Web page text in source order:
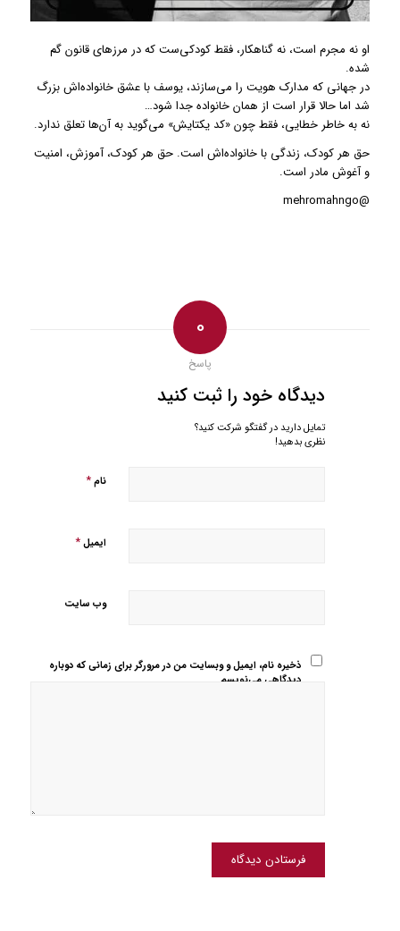
او نه مجرم است، نه گناهکار، فقط کودکی‌ست که در مرزهای قانون گم
شده.
در جهانی که مدارک هویت را می‌سازند، یوسف با عشق خانواده‌اش بزرگ
شد اما حالا قرار است از همان خانواده جدا شود…
نه به خاطر خطایی، فقط چون «کد یکتایش» می‌گوید به آن‌ها تعلق ندارد.
حق هر کودک، زندگی با خانواده‌اش است. حق هر کودک، آموزش، امنیت
و آغوش مادر است.
@mehromahngo
0
پاسخ
دیدگاه خود را ثبت کنید
تمایل دارید در گفتگو شرکت کنید؟
نظری بدهید!
نام*
ایمیل*
وب‌ سایت
ذخیره نام، ایمیل و وبسایت من در مرورگر برای زمانی که دوباره
دیدگاهی می‌نویسم.